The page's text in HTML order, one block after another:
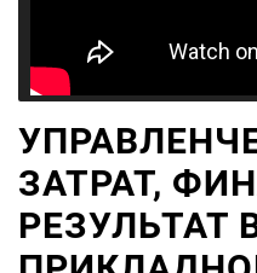
ЗАТРАТ,
РЕЗУЛЬТАТ